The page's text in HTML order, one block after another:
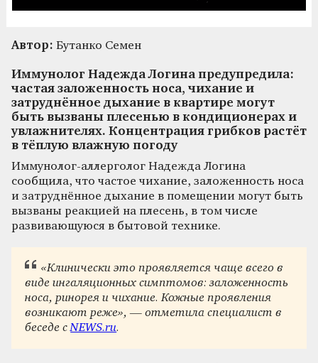
Автор: Бутанко Семен
Иммунолог Надежда Логина предупредила:
частая заложенность носа, чихание и
затруднённое дыхание в квартире могут
быть вызваны плесенью в кондиционерах и
увлажнителях. Концентрация грибков растёт
в тёплую влажную погоду
Иммунолог-аллерголог Надежда Логина
сообщила, что частое чихание, заложенность носа
и затруднённое дыхание в помещении могут быть
вызваны реакцией на плесень, в том числе
развивающуюся в бытовой технике.
«Клинически это проявляется чаще всего в
виде ингаляционных симптомов: заложенность
носа, ринорея и чихание. Кожные проявления
возникают реже», — отметила специалист в
беседе сNEWS.ru.